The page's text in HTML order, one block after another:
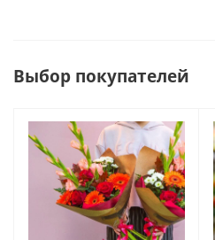
Выбор покупателей